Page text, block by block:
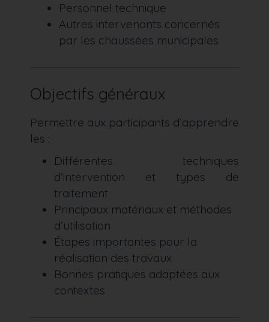
Personnel technique
Autres intervenants concernés
par les chaussées municipales
Objectifs généraux
Permettre aux participants d’apprendre
les :
Différentes techniques
d’intervention et types de
traitement
Principaux matériaux et méthodes
d’utilisation
Étapes importantes pour la
réalisation des travaux
Bonnes pratiques adaptées aux
contextes